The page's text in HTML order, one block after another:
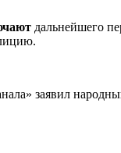
дальнейшего
заявил